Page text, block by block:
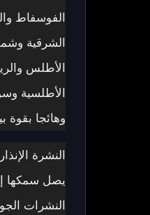
الفوسفاط
الأطلس
الأطلسية
وهائجا بقوة
النشرة
النشرات